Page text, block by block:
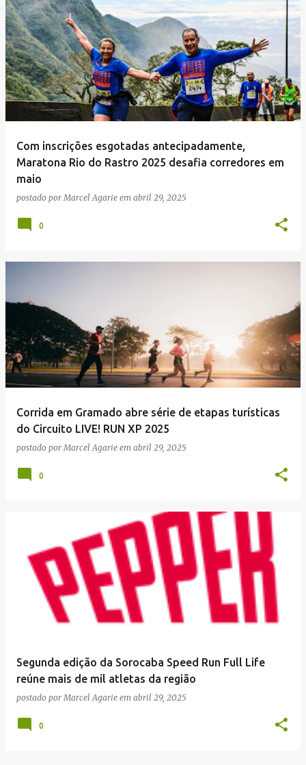
Com inscrições esgotadas antecipadamente,
Maratona Rio do Rastro 2025 desafia corredores em
maio
postado porMarcel Agarie em abril 29, 2025
0
Corrida em Gramado abre série de etapas turísticas
do Circuito LIVE! RUN XP 2025
postado porMarcel Agarie em abril 29, 2025
0
Segunda edição da Sorocaba Speed Run Full Life
reúne mais de mil atletas da região
postado porMarcel Agarie em abril 29, 2025
0